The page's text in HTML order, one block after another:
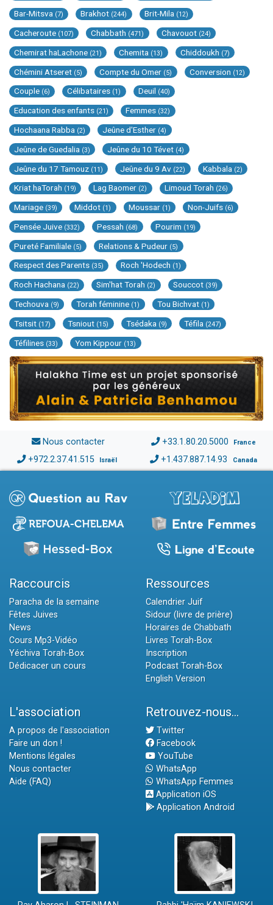
Bar-Mitsva (7) Brakhot (244) Brit-Mila (12)
Cacheroute (107) Chabbath (471) Chavouot (24)
Chemirat haLachone (21) Chemita (13) Chiddoukh (7)
Chémini Atseret (5) Compte du Omer (5) Conversion (12)
Couple (6) Célibataires (1) Deuil (40)
Education des enfants (21) Femmes (32)
Hochaana Rabba (2) Jeûne d'Esther (4)
Jeûne de Guedalia (3) Jeûne du 10 Tévet (4)
Jeûne du 17 Tamouz (11) Jeûne du 9 Av (22) Kabbala (2)
Kriat haTorah (19) Lag Baomer (2) Limoud Torah (26)
Mariage (39) Middot (1) Moussar (1) Non-Juifs (6)
Pensée Juive (332) Pessah (68) Pourim (19)
Pureté Familiale (5) Relations & Pudeur (5)
Respect des Parents (35) Roch 'Hodech (1)
Roch Hachana (22) Sim'hat Torah (2) Souccot (39)
Techouva (9) Torah féminine (1) Tou Bichvat (1)
Tsitsit (17) Tsniout (15) Tsédaka (9) Téfila (247)
Téfilines (33) Yom Kippour (13)
Nous contacter +33.1.80.20.5000 France
+972.2.37.41.515 Israël +1.437.887.14.93 Canada
Raccourcis
Paracha de la semaine
Fêtes Juives
News
Cours Mp3-Vidéo
Yéchiva Torah-Box
Dédicacer un cours
Ressources
Calendrier Juif
Sidour (livre de prière)
Horaires de Chabbath
Livres Torah-Box
Inscription
Podcast Torah-Box
English Version
L'association
A propos de l'association
Faire un don !
Mentions légales
Nous contacter
Aide (FAQ)
Retrouvez-nous...
Twitter
Facebook
YouTube
WhatsApp
WhatsApp Femmes
Application iOS
Application Android